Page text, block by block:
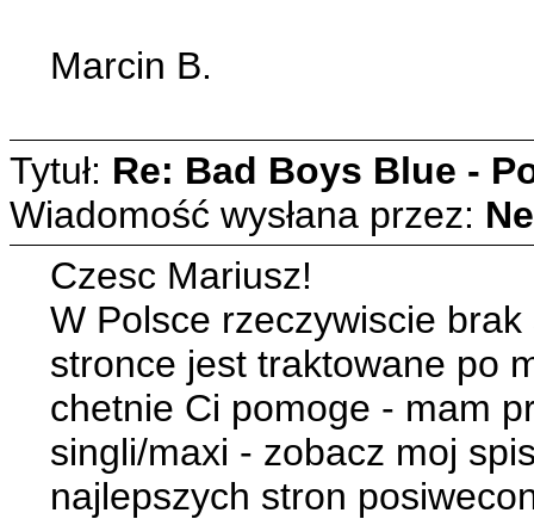
Marcin B.
Tytuł: Re: Bad Boys Blue -
Wiadomość wysłana przez:
Czesc Mariusz!
W Polsce rzeczywiscie
stronce jest traktowane po
chetnie Ci pomoge - mam
singli/maxi - zobacz moj
najlepszych stron